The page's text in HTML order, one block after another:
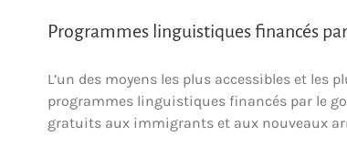
Programmes linguistiques financés
L’un des moyens les plus accessibles et les
programmes linguistiques financés par le
gratuits aux immigrants et aux nouveaux